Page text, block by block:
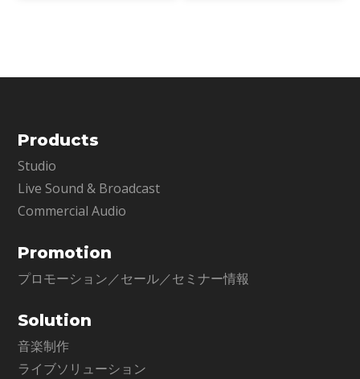
Products
Studio
Live Sound & Broadcast
Commercial Audio
Promotion
プロモーション／セール／セミナー情報
Solution
音楽制作
ライブソリューション